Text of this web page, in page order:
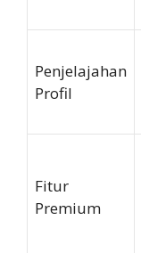
Penjelajahan
Profil
Fitur
Premium